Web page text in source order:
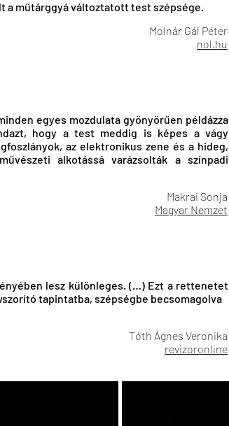
a műtárggyá változtatott test szépsége.
Molnár Gál Péter
nol.hu
egyes mozdulata gyönyörűen példázza
hogy a test meddig is képes a vágy
az elektronikus zene és a hideg,
alkotássá varázsolták a színpadi
Makrai Sonja
Magyar Nemzet
lesz különleges. (…) Ezt a rettenetet
tapintatba, szépségbe becsomagolva
Tóth Ágnes Veronika
revizoronline